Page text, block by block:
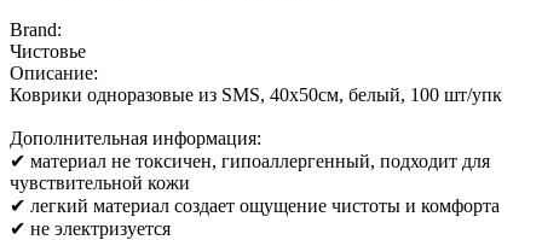
Brand:
Чистовье
Описание:
Коврики одноразовые из SMS, 40х50см, белый, 100 шт/упк
Дополнительная информация:
✔ материал не токсичен, гипоаллергенный, подходит для
чувствительной кожи
✔ легкий материал создает ощущение чистоты и комфорта
✔ не электризуется